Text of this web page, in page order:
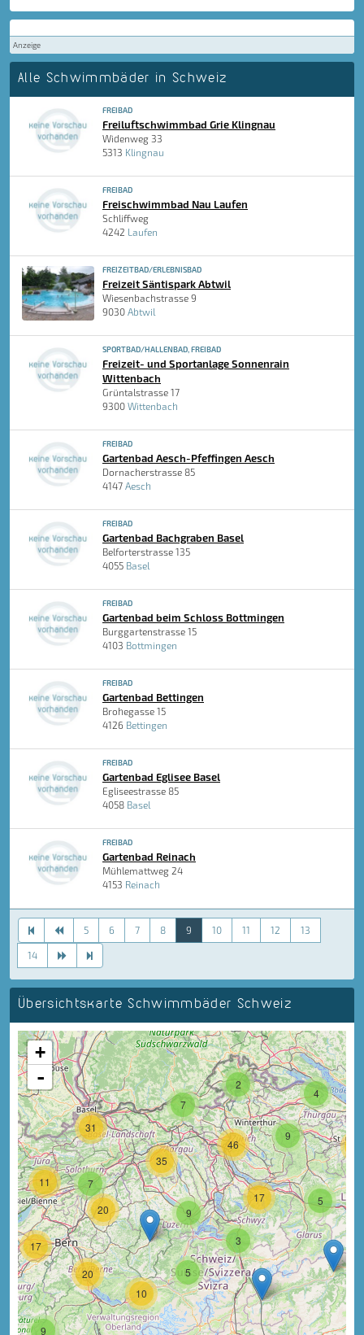
Anzeige
Alle Schwimmbäder in Schweiz
FREIBAD
Freiluftschwimmbad Grie Klingnau
Widenweg 33
5313 Klingnau
FREIBAD
Freischwimmbad Nau Laufen
Schliffweg
4242 Laufen
FREIZEITBAD/ERLEBNISBAD
Freizeit Säntispark Abtwil
Wiesenbachstrasse 9
9030 Abtwil
SPORTBAD/HALLENBAD, FREIBAD
Freizeit- und Sportanlage Sonnenrain
Wittenbach
Grüntalstrasse 17
9300 Wittenbach
FREIBAD
Gartenbad Aesch-Pfeffingen Aesch
Dornacherstrasse 85
4147 Aesch
FREIBAD
Gartenbad Bachgraben Basel
Belforterstrasse 135
4055 Basel
FREIBAD
Gartenbad beim Schloss Bottmingen
Burggartenstrasse 15
4103 Bottmingen
FREIBAD
Gartenbad Bettingen
Brohegasse 15
4126 Bettingen
FREIBAD
Gartenbad Eglisee Basel
Egliseestrasse 85
4058 Basel
FREIBAD
Gartenbad Reinach
Mühlemattweg 24
4153 Reinach
5 6 7 8 9 10 11 12 13
14
Übersichtskarte Schwimmbäder Schweiz
9
5
4
3
5
9
17
11 7
31
9
17
10
20
20
7
2
35
46
+
-